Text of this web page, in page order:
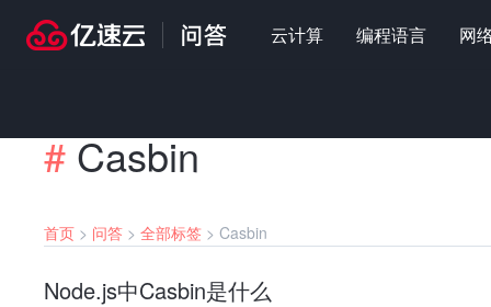
云计算 编程语言 网
#Casbin
首页 > 问答 > 全部标签 > Casbin
Node.js中Casbin是什么